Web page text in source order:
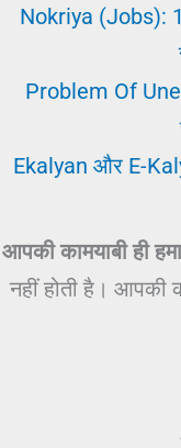
Nokriya (Jobs):
Problem Of
Ekalyan और E-
आपकी कामयाबी ही
नहीं होती है। आपकी